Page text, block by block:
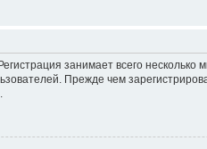
занимает всего
Прежде чем